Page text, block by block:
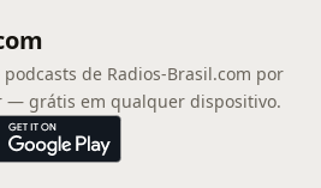
de Radios-Brasil.com por
— grátis em qualquer dispositivo.